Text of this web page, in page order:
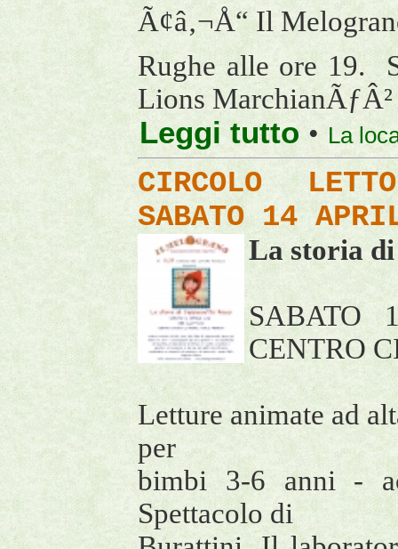
Ã¢â‚¬Å“ Il
Rughe alle ore 19.
Lions
Leggi tutto • La
CIRCOLO
SABATO 14
La storia di
SABATO
CENTRO
Letture animate ad
per
bimbi 3-6 anni -
Spettacolo di